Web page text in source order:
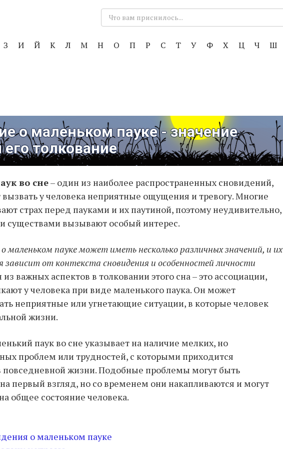
Поиск:
З И Й К Л М Н О П Р С Т У Ф Х Ц Ч Ш
о маленьком пауке - значение
толкование
во сне– один из наиболее распространенных сновидений,
вызвать у человека неприятные ощущения и тревогу. Многие
страх перед пауками и их паутиной, поэтому неудивительно,
существами вызывают особый интерес.
о маленьком пауке может иметь несколько различных значений, и их
от контекста сновидения и особенностей личности
важных аспектов в толковании этого сна – это ассоциации,
у человека при виде маленького паука. Он может
неприятные или угнетающие ситуации, в которые человек
жизни.
паук во сне указывает на наличие мелких, но
проблем или трудностей, с которыми приходится
повседневной жизни. Подобные проблемы могут быть
первый взгляд, но со временем они накапливаются и могут
общее состояние человека.
о маленьком пауке